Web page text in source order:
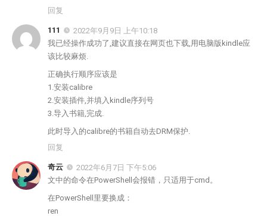
回复
111
2022年9月9日 上午10:18
我已经操作成功了,建议直接在网页也下载,用电脑版kindle应
该比较麻烦.
正确执行顺序应该是
1.安装calibre
2.安装插件,并填入kindle序列号
3.导入书籍,完成.
此时导入的calibre的书籍自动去DRM保护.
回复
奇云
2022年6月7日 下午5:06
文中的命令在PowerShell会报错，只适用于cmd。
在PowerShell里要换成：
ren